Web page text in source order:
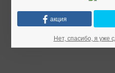
акция
Нет, спасибо, я уже